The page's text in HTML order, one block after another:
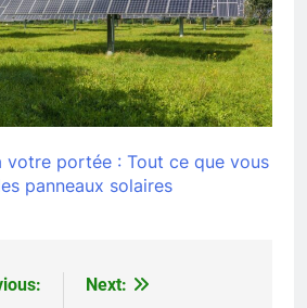
votre portée : Tout ce que vous
panneaux solaires
Next: